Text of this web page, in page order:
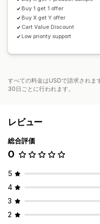
Buy 1 get 1 offer
Buy X get Y offer
Cart Value Discount
Low priority support
すべての料金はUSDで請求されま
30日ごとに行われます。
レビュー
総合評価
0
5
4
3
2